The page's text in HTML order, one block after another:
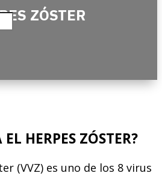
ZÓSTER
HERPES ZÓSTER?
(VVZ) es uno de los 8 virus